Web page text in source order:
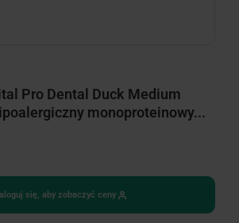
Pro Dental Duck Medium
monoproteinowy...
się, aby zobaczyć ceny